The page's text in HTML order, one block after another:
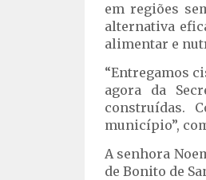
em regiões
alternativa
alimentar e
“Entregamos
agora da
construídas.
município”,
A senhora
de Bonito de